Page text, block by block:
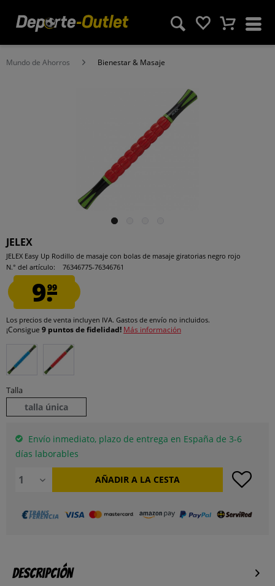
Mundo de Ahorros Bienestar & Masaje
JELEX
JELEX Easy Up Rodillo de masaje con bolas de masaje giratorias negro rojo
N.° del artículo:
76346775-76346761
9.99
Los precios de venta incluyen IVA. Gastos de envío no incluidos.
¡Consigue 9 puntos de fidelidad! Más información
Talla
talla única
Envío inmediato, plazo de entrega en España de 3-6
días laborables
AÑADIR A LA CESTA
Descripción